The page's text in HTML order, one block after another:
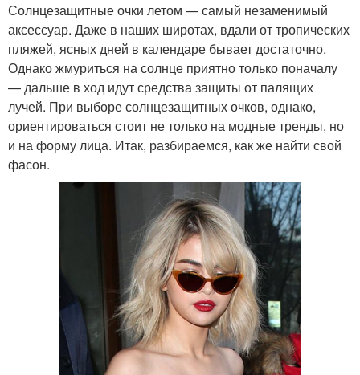
Солнцезащитные очки летом — самый незаменимый
аксессуар. Даже в наших широтах, вдали от тропических
пляжей, ясных дней в календаре бывает достаточно.
Однако жмуриться на солнце приятно только поначалу
— дальше в ход идут средства защиты от палящих
лучей. При выборе солнцезащитных очков, однако,
ориентироваться стоит не только на модные тренды, но
и на форму лица. Итак, разбираемся, как же найти свой
фасон.